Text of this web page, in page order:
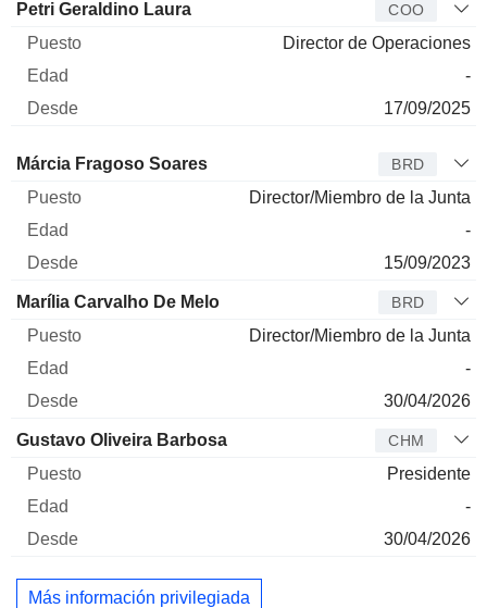
Petri Geraldino Laura COO
Director de Operaciones
-
17/09/2025
Administrador Puesto Edad
Márcia Fragoso Soares BRD
Director/Miembro de la Junta
-
15/09/2023
Marília Carvalho De Melo BRD
Director/Miembro de la Junta
-
30/04/2026
Gustavo Oliveira Barbosa CHM
Presidente
-
30/04/2026
Más información privilegiada